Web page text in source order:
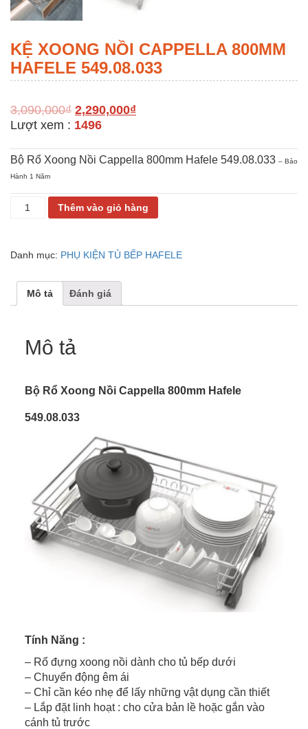
KỆ XOONG NỒI CAPPELLA 800MM
HAFELE 549.08.033
3,090,000₫ 2,290,000₫
Lượt xem : 1496
Bộ Rổ Xoong Nồi Cappella 800mm Hafele 549.08.033 – Bảo
Hành 1 Năm
800MM
549.08.033
Thêm vào giỏ hàng
Danh mục: PHỤ KIỆN TỦ BẾP HAFELE
Mô tả Đánh giá
Mô tả
Bộ Rổ Xoong Nồi Cappella 800mm Hafele
549.08.033
Tính Năng :
– Rổ đựng xoong nồi dành cho tủ bếp dưới
– Chuyển động êm ái
– Chỉ cần kéo nhẹ để lấy những vật dụng cần thiết
– Lắp đặt linh hoạt : cho cửa bản lề hoặc gắn vào
cánh tủ trước